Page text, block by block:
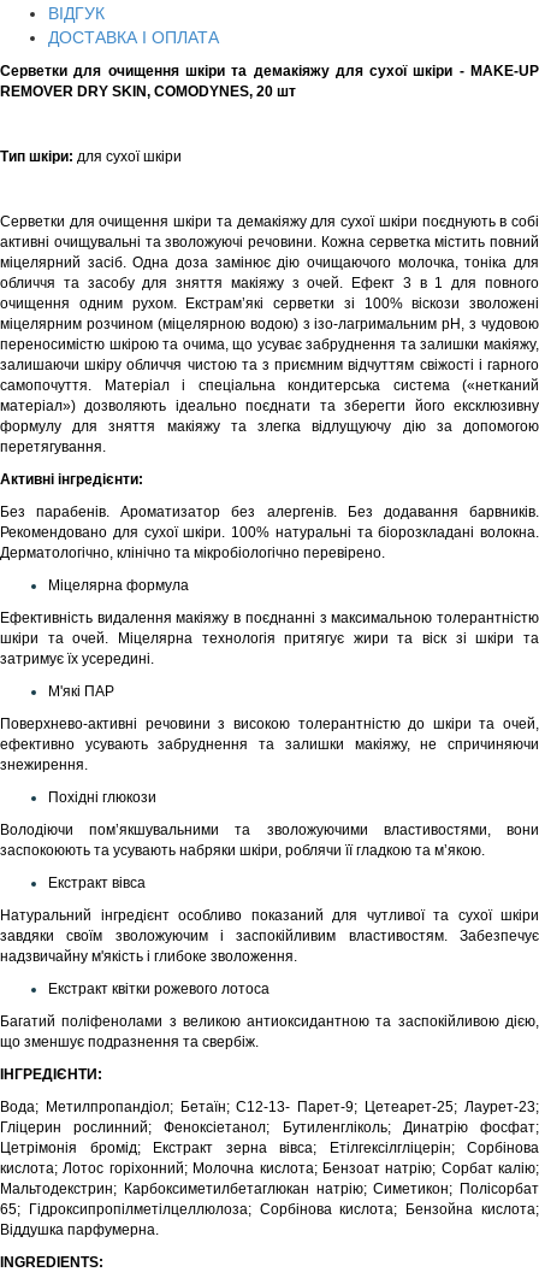
ВІДГУК
ДОСТАВКА І ОПЛАТА
Серветки для очищення шкіри та демакіяжу для сухої шкіри - MAKE-UP
REMOVER DRY SKIN, COMODYNES, 20 шт
Тип шкіри: для сухої шкіри
Серветки для очищення шкіри та демакіяжу для сухої шкіри поєднують в собі
активні очищувальні та зволожуючі речовини. Кожна серветка містить повний
міцелярний засіб.Одна доза замінює дію очищаючого молочка, тоніка для
обличчя та засобу для зняття макіяжу з очей. Ефект 3 в 1 для повного
очищення одним рухом. Екстрам’які серветки зі 100% віскози зволожені
міцелярним розчином (міцелярною водою) з ізо-лагримальним рН, з чудовою
переносимістю шкірою та очима, що усуває забруднення та залишки макіяжу,
залишаючи шкіру обличчя чистою та з приємним відчуттям свіжості і гарного
самопочуття.
Матеріал і спеціальна кондитерська система («нетканий
матеріал») дозволяють ідеально поєднати та зберегти його ексклюзивну
формулу для зняття макіяжу та злегка відлущуючу дію за допомогою
перетягування.
Активні інгредієнти:
Без парабенів. Ароматизатор без алергенів. Без додавання барвників.
Рекомендовано для сухої шкіри. 100% натуральні та біорозкладані волокна.
Дерматологічно, клінічно та мікробіологічно перевірено.
Міцелярна формула
Ефективність видалення макіяжу в поєднанні з максимальною толерантністю
шкіри та очей. Міцелярна технологія притягує жири та віск зі шкіри та
затримує їх усередині.
М'які ПАР
Поверхнево-активні речовини з високою толерантністю до шкіри та очей,
ефективно усувають забруднення та залишки макіяжу, не спричиняючи
знежирення.
Похідні глюкози
Володіючи пом’якшувальними та зволожуючими властивостями, вони
заспокоюють та усувають набряки шкіри, роблячи її гладкою та м’якою.
Екстракт вівса
Натуральний інгредієнт особливо показаний для чутливої та сухої шкіри
завдяки своїм зволожуючим і заспокійливим властивостям. Забезпечує
надзвичайну м'якість і глибоке зволоження.
Екстракт квітки рожевого лотоса
Багатий поліфенолами з великою антиоксидантною та заспокійливою дією,
що зменшує подразнення та свербіж.
ІНГРЕДІЄНТИ:
Вода; Метилпропандіол; Бетаїн; C12-13- Парет-9; Цетеарет-25; Лаурет-23;
Гліцерин рослинний; Феноксіетанол; Бутиленгліколь; Динатрію фосфат;
Цетрімонія бромід; Екстракт зерна вівса; Етілгексілгліцерін; Сорбінова
кислота; Лотос горіхонний; Молочна кислота; Бензоат натрію; Сорбат калію;
Мальтодекстрин; Карбоксиметилбетаглюкан натрію; Симетикон; Полісорбат
65; Гідроксипропілметілцеллюлоза; Сорбінова кислота; Бензойна кислота;
Віддушка парфумерна.
INGREDIENTS: